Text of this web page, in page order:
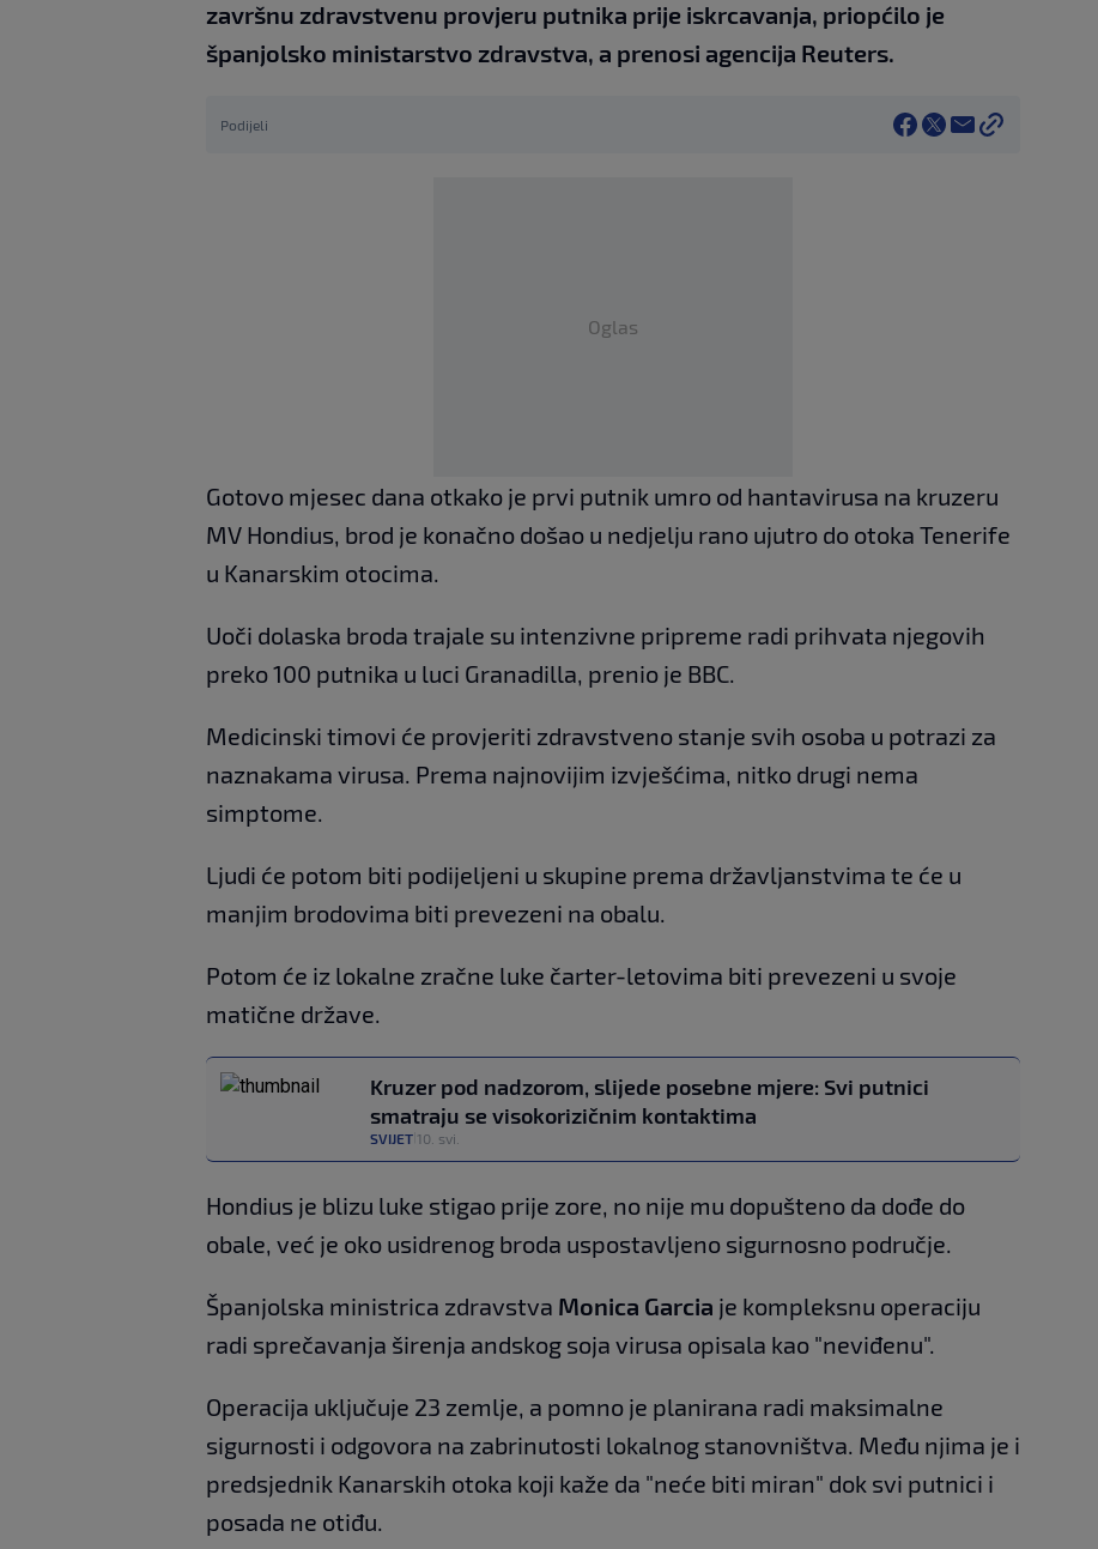
završnu zdravstvenu provjeru putnika prije iskrcavanja, priopćilo je
španjolsko ministarstvo zdravstva, a prenosi agencija Reuters.
Podijeli
Oglas
Gotovo mjesec dana otkako je prvi putnik umro od hantavirusa na kruzeru
MV Hondius, brod je konačno došao u nedjelju rano ujutro do otoka Tenerife
u Kanarskim otocima.
Uoči dolaska broda trajale su intenzivne pripreme radi prihvata njegovih
preko 100 putnika u luci Granadilla, prenio je BBC.
Medicinski timovi će provjeriti zdravstveno stanje svih osoba u potrazi za
naznakama virusa. Prema najnovijim izvješćima, nitko drugi nema
simptome.
Ljudi će potom biti podijeljeni u skupine prema državljanstvima te će u
manjim brodovima biti prevezeni na obalu.
Potom će iz lokalne zračne luke čarter-letovima biti prevezeni u svoje
matične države.
Kruzer pod nadzorom, slijede posebne mjere: Svi putnici
smatraju se visokorizičnim kontaktima
SVIJET 10. svi.
Hondius je blizu luke stigao prije zore, no nije mu dopušteno da dođe do
obale, već je oko usidrenog broda uspostavljeno sigurnosno područje.
Španjolska ministrica zdravstva Monica Garcia je kompleksnu operaciju
radi sprečavanja širenja andskog soja virusa opisala kao "neviđenu".
Operacija uključuje 23 zemlje, a pomno je planirana radi maksimalne
sigurnosti i odgovora na zabrinutosti lokalnog stanovništva. Među njima je i
predsjednik Kanarskih otoka koji kaže da "neće biti miran" dok svi putnici i
posada ne otiđu.